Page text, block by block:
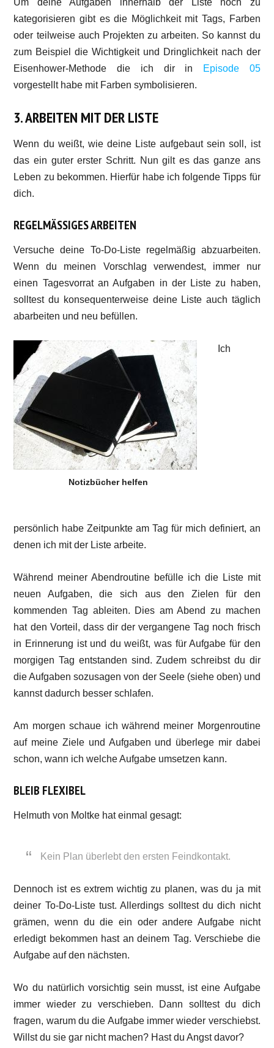
Um deine Aufgaben innerhalb der Liste noch zu
kategorisieren gibt es die Möglichkeit mit Tags, Farben
oder teilweise auch Projekten zu arbeiten. So kannst du
zum Beispiel die Wichtigkeit und Dringlichkeit nach der
Eisenhower-Methode die ich dir in
Episode 05
vorgestellt habe mit Farben symbolisieren.
3. ARBEITEN MIT DER LISTE
Wenn du weißt, wie deine Liste aufgebaut sein soll, ist
das ein guter erster Schritt. Nun gilt es das ganze ans
Leben zu bekommen. Hierfür habe ich folgende Tipps für
dich.
REGELMÄSSIGES ARBEITEN
Versuche deine To-Do-Liste regelmäßig abzuarbeiten.
Wenn du meinen Vorschlag verwendest, immer nur
einen Tagesvorrat an Aufgaben in der Liste zu haben,
solltest du konsequenterweise deine Liste auch täglich
abarbeiten und neu befüllen.
Notizbücher helfen
Ich
persönlich habe Zeitpunkte am Tag für mich definiert, an
denen ich mit der Liste arbeite.
Während meiner Abendroutine befülle ich die Liste mit
neuen Aufgaben, die sich aus den Zielen für den
kommenden Tag ableiten. Dies am Abend zu machen
hat den Vorteil, dass dir der vergangene Tag noch frisch
in Erinnerung ist und du weißt, was für Aufgabe für den
morgigen Tag entstanden sind. Zudem schreibst du dir
die Aufgaben sozusagen von der Seele (siehe oben) und
kannst dadurch besser schlafen.
Am morgen schaue ich während meiner Morgenroutine
auf meine Ziele und Aufgaben und überlege mir dabei
schon, wann ich welche Aufgabe umsetzen kann.
BLEIB FLEXIBEL
Helmuth von Moltke hat einmal gesagt:
Kein Plan überlebt den ersten Feindkontakt.
Dennoch ist es extrem wichtig zu planen, was du ja mit
deiner To-Do-Liste tust. Allerdings solltest du dich nicht
grämen, wenn du die ein oder andere Aufgabe nicht
erledigt bekommen hast an deinem Tag. Verschiebe die
Aufgabe auf den nächsten.
Wo du natürlich vorsichtig sein musst, ist eine Aufgabe
immer wieder zu verschieben. Dann solltest du dich
fragen, warum du die Aufgabe immer wieder verschiebst.
Willst du sie gar nicht machen? Hast du Angst davor?